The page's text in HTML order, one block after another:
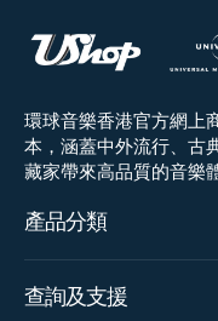
環球音樂香港官方網上
本，涵蓋中外流行、古
藏家帶來高品質的音樂
產品分類
查詢及支援